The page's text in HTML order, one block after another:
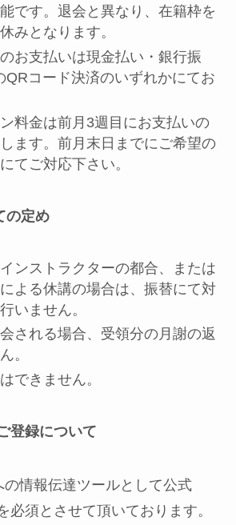
です。退会と異なり、在籍枠を
みとなります。
お支払いは現金払い・銀行振
QRコード決済のいずれかにてお
料金は前月3週目にお支払いの
ます。前月末日までにご希望の
てご対応下さい。
の定め
ンストラクターの都合、または
よる休講の場合は、振替にて対
いません。
される場合、受領分の月謝の返
。
できません。
登録について
の情報伝達ツールとして公式
必須とさせて頂いております。